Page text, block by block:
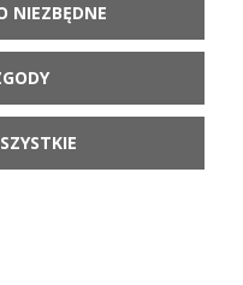
Bolesławiec M604
30,80 zł
POWIADOM O
DOSTĘPNOŚCI
NIEZBĘDNE